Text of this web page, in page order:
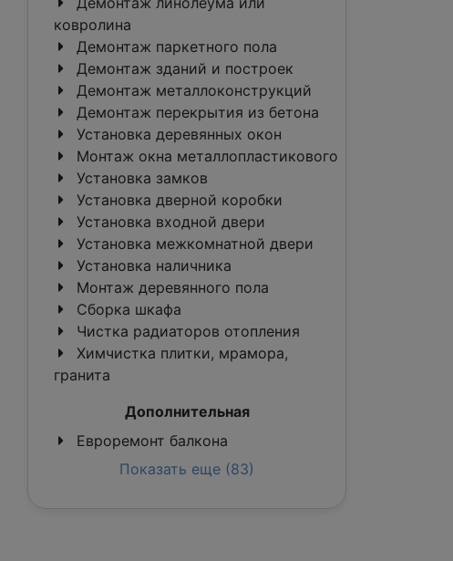
ковролина
Демонтаж паркетного пола
Демонтаж зданий и построек
Демонтаж металлоконструкций
Демонтаж перекрытия из бетона
Установка деревянных окон
Монтаж окна металлопластикового
Установка замков
Установка дверной коробки
Установка входной двери
Установка межкомнатной двери
Установка наличника
Монтаж деревянного пола
Сборка шкафа
Чистка радиаторов отопления
Химчистка плитки, мрамора,
гранита
Дополнительная
Евроремонт балкона
Показать еще (83)